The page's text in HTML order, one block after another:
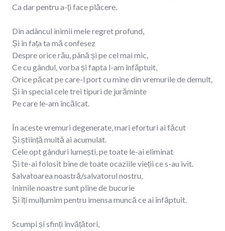
Ca dar pentru a-ți face plăcere.
Din adâncul inimii mele regret profund,
Și în fața ta mă confesez
Despre orice rău, până și pe cel mai mic,
Ce cu gândul, vorba și fapta l-am înfăptuit,
Orice păcat pe care-l port cu mine din vremurile de demult,
Și în special cele trei tipuri de jurăminte
Pe care le-am încălcat.
În aceste vremuri degenerate, mari eforturi ai făcut
Și știință multă ai acumulat.
Cele opt gânduri lumești, pe toate le-ai eliminat
Și te-ai folosit bine de toate ocaziile vieții ce s-au ivit.
Salvatoarea noastră/salvatorul nostru,
Inimile noastre sunt pline de bucurie
Și îți mulțumim pentru imensa muncă ce ai înfăptuit.
Scumpi și sfinți învățători,